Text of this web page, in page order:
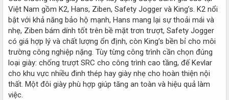
Việt Nam gồm K2, Hans, Ziben, Safety Jogger và King’s. K2 nổi
bật với khả năng bảo hộ mạnh, Hans mang lại sự thoải mái và
nhẹ, Ziben bám dính tốt trên bề mặt trơn trượt, Safety Jogger
có giá hợp lý và chất lượng ổn định, còn King’s bền bỉ cho môi
trường công nghiệp nặng. Tùy từng công trình cần chọn đúng
loại giày: chống trượt SRC cho công trình cao tầng, đế Kevlar
cho khu vực nhiều đinh thép hay giày nhẹ cho hoàn thiện nội
thất. Một đôi giày phù hợp giúp tăng an toàn và hiệu quả làm
việc.